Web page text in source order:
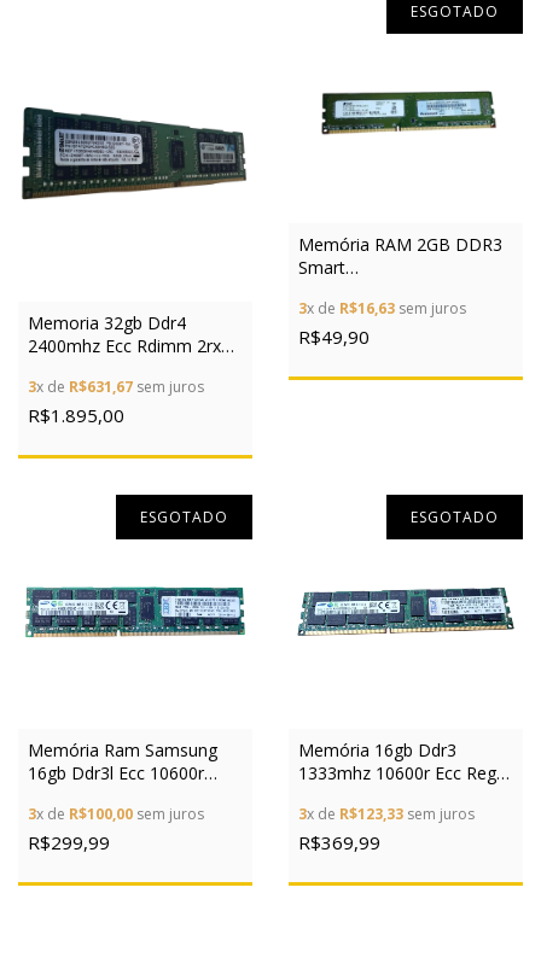
Memoria 32gb Ddr4
2400mhz Ecc Rdimm 2rx4
3x de R$631,67 sem juros
R$1.895,00
ESGOTADO
Memória RAM 2GB DDR3
Smart
Desktop
3x de R$16,63 sem juros
R$49,90
ESGOTADO
Memória Ram Samsung
16gb Ddr3l Ecc 10600r
3x de R$100,00 sem juros
R$299,99
ESGOTADO
Memória 16gb Ddr3
1333mhz 10600r Ecc Reg
3x de R$123,33 sem juros
R$369,99